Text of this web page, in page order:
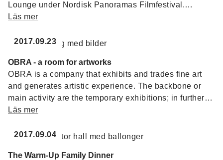
Lounge under Nordisk Panoramas Filmfestival.
Regissören och filmaren Nils Petter Löfstedt har sedan
historiska miljöer och i denna långfilm lyfter han
fotografier som aldrig fått sin plats i rampljuset.
Läs mer
2017.09.23
OBRA - a room for artworks
OBRA is a company that exhibits and trades fine art
and generates artistic experience. The backbone or
main activity are the temporary exhibitions; in further
conversations with other artists, writers, designers,
deep sense and care for the Arts. We facilitate, arrange
Läs mer
2017.09.04
The Warm-Up Family Dinner